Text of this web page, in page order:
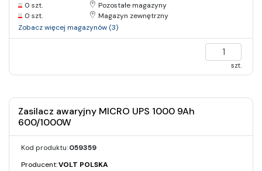
0 szt.
Pozostałe magazyny
0 szt.
Magazyn zewnętrzny
Zobacz więcej magazynów (3)
szt.
Zasilacz awaryjny MICRO UPS 1000 9Ah
600/1000W
Kod produktu:059359
Producent:VOLT POLSKA